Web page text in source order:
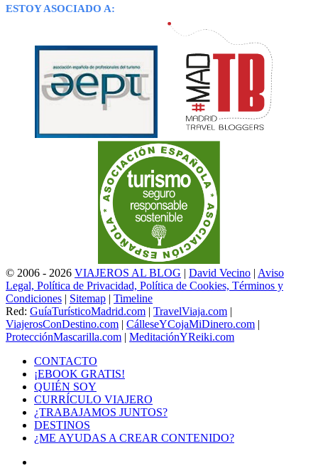
ESTOY ASOCIADO A:
© 2006 - 2026 VIAJEROS AL BLOG | David Vecino | Aviso
Legal, Política de Privacidad, Política de Cookies, Términos y
Condiciones | Sitemap | Timeline
Red: GuíaTurísticoMadrid.com | TravelViaja.com |
ViajerosConDestino.com | CálleseYCojaMiDinero.com |
ProtecciónMascarilla.com | MeditaciónYReiki.com
CONTACTO
¡EBOOK GRATIS!
QUIÉN SOY
CURRÍCULO VIAJERO
¿TRABAJAMOS JUNTOS?
DESTINOS
¿ME AYUDAS A CREAR CONTENIDO?